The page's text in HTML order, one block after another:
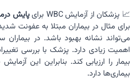
📈 پزشکان از آزمایش WBC برای
پایش
می‌تواند نشانه بهبود باشد. در
اهمیت زیادی دارد. پزشک با بررسی
بیمار را ارزیابی کند. بنابراین این
بیماری‌ها دارد.